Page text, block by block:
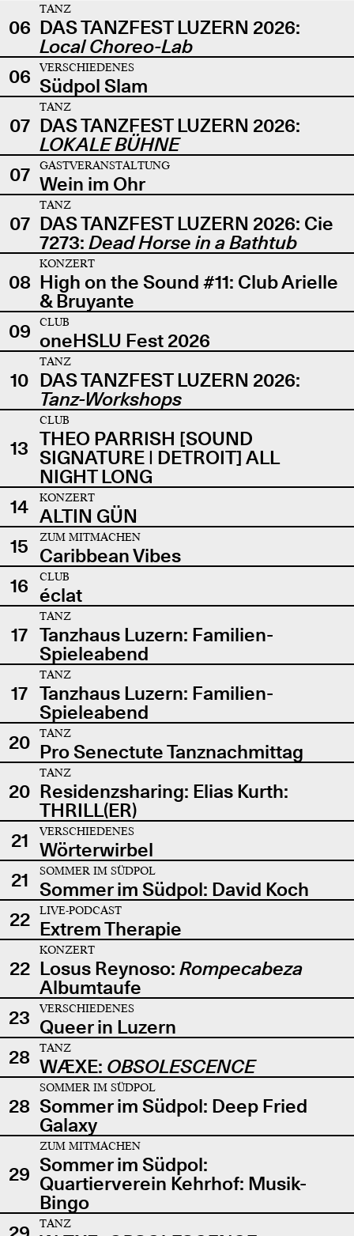
06
TANZ
DAS TANZFEST LUZERN 2026:
Local Choreo-Lab
06
VERSCHIEDENES
Südpol Slam
07
TANZ
DAS TANZFEST LUZERN 2026:
LOKALE BÜHNE
07
GASTVERANSTALTUNG
Wein im Ohr
07
TANZ
DAS TANZFEST LUZERN 2026: Cie
7273: Dead Horse in a Bathtub
08
KONZERT
High on the Sound #11: Club Arielle
& Bruyante
09
CLUB
oneHSLU Fest 2026
10
TANZ
DAS TANZFEST LUZERN 2026:
Tanz-Workshops
13
CLUB
THEO PARRISH [SOUND
SIGNATURE | DETROIT] ALL
NIGHT LONG
14
KONZERT
ALTIN GÜN
15
ZUM MITMACHEN
Caribbean Vibes
16
CLUB
éclat
17
TANZ
Tanzhaus Luzern: Familien-
Spieleabend
17
TANZ
Tanzhaus Luzern: Familien-
Spieleabend
20
TANZ
Pro Senectute Tanznachmittag
20
TANZ
Residenzsharing: Elias Kurth:
THRILL(ER)
21
VERSCHIEDENES
Wörterwirbel
21
SOMMER IM SÜDPOL
Sommer im Südpol: David Koch
22
LIVE-PODCAST
Extrem Therapie
22
KONZERT
Losus Reynoso: Rompecabeza
Albumtaufe
23
VERSCHIEDENES
Queer in Luzern
28
TANZ
WÆXE: OBSOLESCENCE
28
SOMMER IM SÜDPOL
Sommer im Südpol: Deep Fried
Galaxy
29
ZUM MITMACHEN
Sommer im Südpol:
Quartierverein Kehrhof: Musik-
Bingo
TANZ